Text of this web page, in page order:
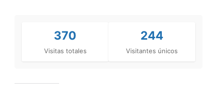
370
Visitas totales
244
Visitantes únicos